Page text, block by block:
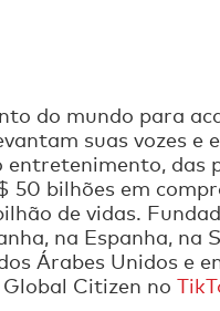
do mundo para
suas vozes
entretenimento,
50 bilhões em
de vidas.
na Espanha,
Árabes Unidos e
Global Citizen no